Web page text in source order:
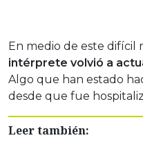
En medio de este difícil
intérprete volvió a
Algo que han estado
desde que fue
Leer también: